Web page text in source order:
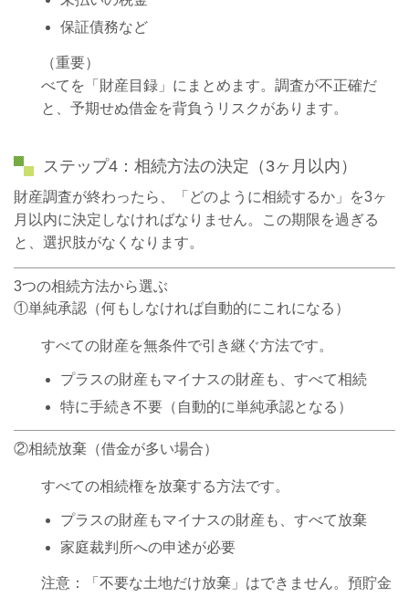
保証債務など
（重要）
べてを「財産目録」にまとめます。調査が不正確だ
と、予期せぬ借金を背負うリスクがあります。
ステップ4：相続方法の決定（3ヶ月以内）
財産調査が終わったら、「どのように相続するか」を3ヶ
月以内に決定しなければなりません。この期限を過ぎる
と、選択肢がなくなります。
3つの相続方法から選ぶ
①単純承認（何もしなければ自動的にこれになる）
すべての財産を無条件で引き継ぐ方法です。
プラスの財産もマイナスの財産も、すべて相続
特に手続き不要（自動的に単純承認となる）
②相続放棄（借金が多い場合）
すべての相続権を放棄する方法です。
プラスの財産もマイナスの財産も、すべて放棄
家庭裁判所への申述が必要
注意：「不要な土地だけ放棄」はできません。預貯金